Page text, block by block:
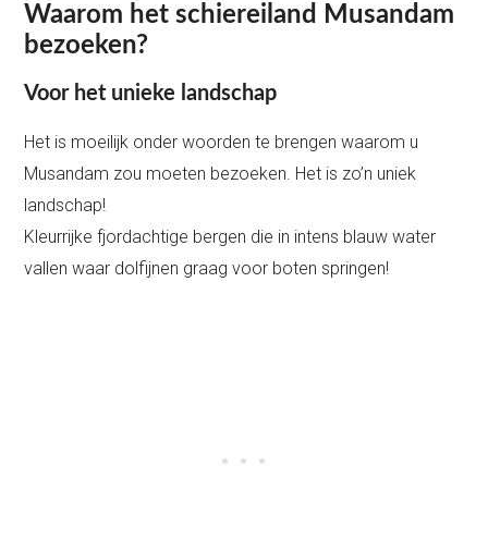
Waarom het schiereiland Musandam
bezoeken?
Voor het unieke landschap
Het is moeilijk onder woorden te brengen waarom u
Musandam zou moeten bezoeken. Het is zo’n uniek
landschap!
Kleurrijke fjordachtige bergen die in intens blauw water
vallen waar dolfijnen graag voor boten springen!